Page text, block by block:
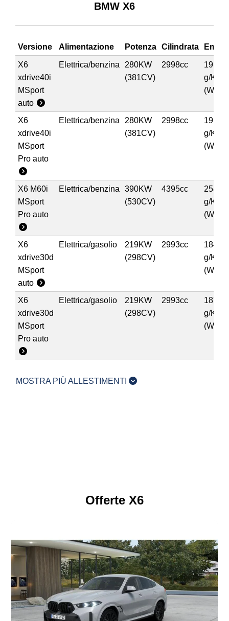
BMW X6
Versione Alimentazione Potenza Cilindrata
X6
xdrive40i
MSport
auto
Elettrica/benzina
280KW
(381CV)
2998cc
191,00
g/Km
X6
xdrive40i
MSport
Pro auto
Elettrica/benzina
280KW
(381CV)
2998cc
191,00
g/Km
X6 M60i
MSport
Pro auto
Elettrica/benzina
390KW
(530CV)
4395cc
258,00
g/Km
X6
xdrive30d
MSport
auto
Elettrica/gasolio
219KW
(298CV)
2993cc
184,00
g/Km
X6
xdrive30d
MSport
Pro auto
Elettrica/gasolio
219KW
(298CV)
2993cc
187,00
g/Km
MOSTRA PIÙ ALLESTIMENTI
Offerte X6